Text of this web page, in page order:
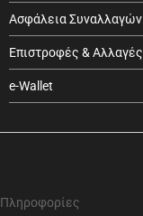
Ασφάλεια Συναλλαγών
Επιστροφές & Αλλαγές
e-Wallet
Πληροφορίες